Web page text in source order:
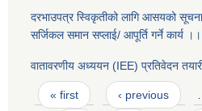
दरभाउपत्र स्विकृतीको लागि आसयको
सर्जिकल समान सप्लाई/ आपूर्ति गर्ने कार्य
वातावरणीय अध्ययन (IEE) प्रतिवेदन
Pages
« first ‹ previous